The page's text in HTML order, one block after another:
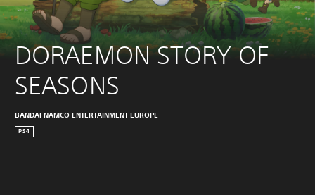
DORAEMON STORY OF
SEASONS
BANDAI NAMCO ENTERTAINMENT EUROPE
PS4